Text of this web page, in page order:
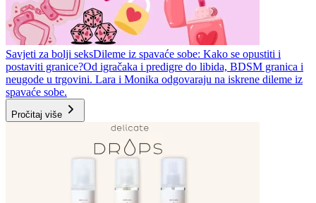
Savjeti za bolji seksDileme iz spavaće sobe: Kako se opustiti i
postaviti granice?Od igračaka i predigre do libida, BDSM granica i
neugode u trgovini. Lara i Monika odgovaraju na iskrene dileme iz
spavaće sobe.
Pročitaj više